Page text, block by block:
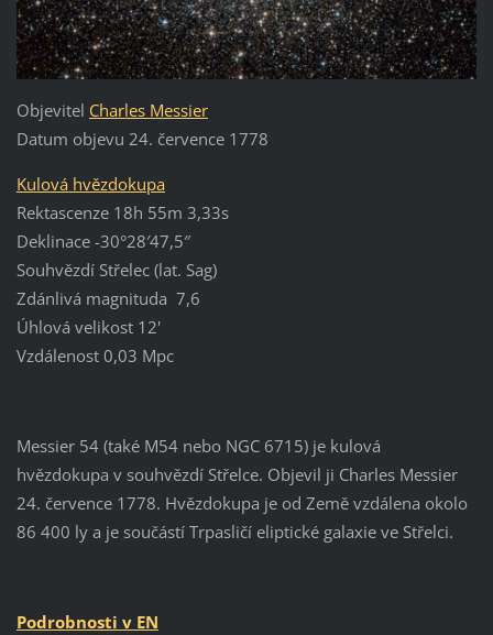
Objevitel Charles Messier
Datum objevu 24. července 1778
Kulová hvězdokupa
Rektascenze 18h 55m 3,33s
Deklinace -30°28′47,5″
Souhvězdí Střelec (lat. Sag)
Zdánlivá magnituda 7,6
Úhlová velikost 12'
Vzdálenost 0,03 Mpc
Messier 54 (také M54 nebo NGC 6715) je kulová
hvězdokupa v souhvězdí Střelce. Objevil ji Charles Messier
24. července 1778. Hvězdokupa je od Země vzdálena okolo
86 400 ly a je součástí Trpasličí eliptické galaxie ve Střelci.
Podrobnosti v EN